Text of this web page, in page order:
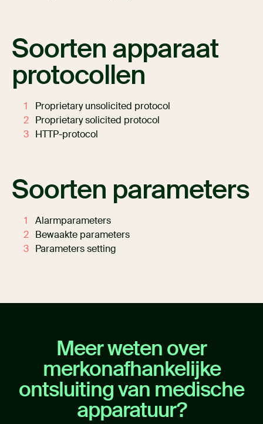
Soorten apparaat
protocollen
Proprietary unsolicited protocol
Proprietary solicited protocol
HTTP-protocol
Soorten parameters
Alarmparameters
Bewaakte parameters
Parameters setting
Meer weten over
merkonafhankelijke
ontsluiting van medische
apparatuur?